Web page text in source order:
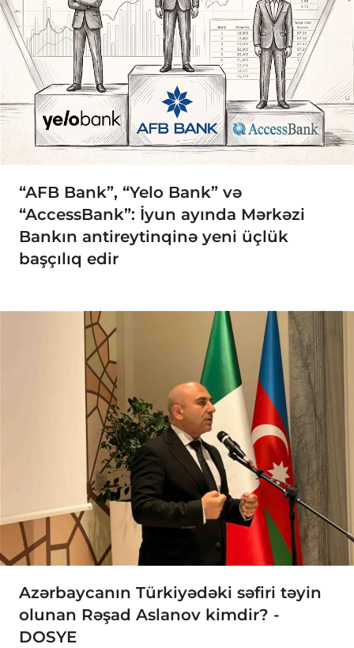
“AFB Bank”, “Yelo Bank” və
“AccessBank”: İyun ayında Mərkəzi
Bankın antireytinqinə yeni üçlük
başçılıq edir
Azərbaycanın Türkiyədəki səfiri təyin
olunan Rəşad Aslanov kimdir? -
DOSYE